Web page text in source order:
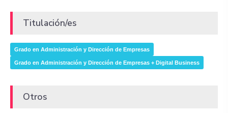
Titulación/es
Grado en Administración y Dirección de Empresas
Grado en Administración y Dirección de Empresas + Digital Business
Otros